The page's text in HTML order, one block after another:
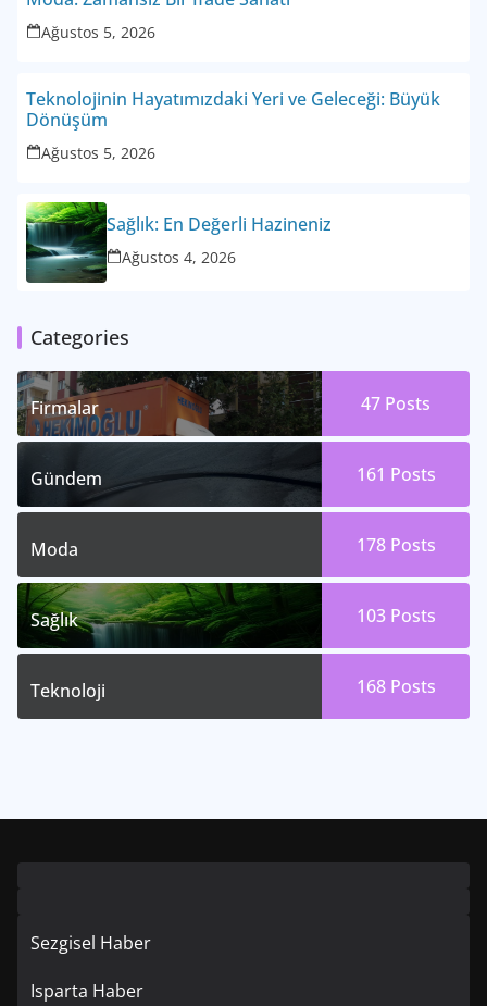
Ağustos 5, 2026
Teknolojinin Hayatımızdaki Yeri ve Geleceği: Büyük
Dönüşüm
Ağustos 5, 2026
Sağlık: En Değerli Hazineniz
Ağustos 4, 2026
Categories
Firmalar 47 Posts
Gündem 161 Posts
Moda 178 Posts
Sağlık 103 Posts
Teknoloji 168 Posts
Sezgisel Haber
Isparta Haber